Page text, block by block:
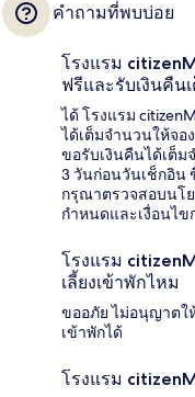
คำถามที่พบบ่อย
โรงแรม
ฟรีและรับเงินคืน
ได้ โรงแรม
ได้เต็มจำนวนให้จอ
ขอรับเงินคืนได้เต็ม
3 วันก่อนวันเช็กอิน
กรุณาตรวจสอบนโ
กำหนดและเงื่อนไข
โรงแรม
เลี้ยงเข้าพักไหม
ขออภัย ไม่อนุญาตใ
เข้าพักได้
โรงแรม